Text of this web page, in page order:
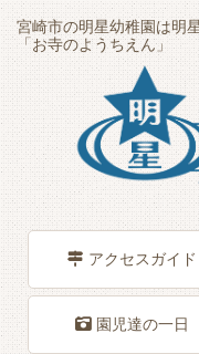
宮崎市の明星幼稚園は明
「お寺のようちえん」
アクセスガイド
園児達の一日